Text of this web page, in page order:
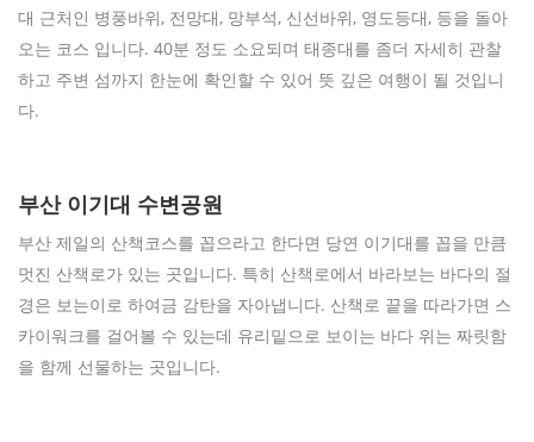
대 근처인 병풍바위, 전망대, 망부석, 신선바위, 영도등대, 등을 돌아
오는 코스 입니다. 40분 정도 소요되며 태종대를 좀더 자세히 관찰
하고 주변 섬까지 한눈에 확인할 수 있어 뜻 깊은 여행이 될 것입니
다.
부산 이기대 수변공원
부산 제일의 산책코스를 꼽으라고 한다면 당연 이기대를 꼽을 만큼
멋진 산책로가 있는 곳입니다. 특히 산책로에서 바라보는 바다의 절
경은 보는이로 하여금 감탄을 자아냅니다. 산책로 끝을 따라가면 스
카이워크를 걸어볼 수 있는데 유리밑으로 보이는 바다 위는 짜릿함
을 함께 선물하는 곳입니다.